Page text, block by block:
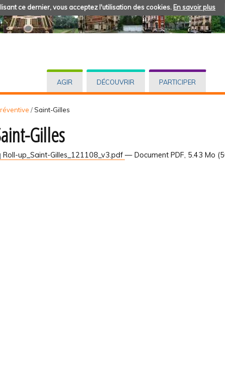
ce dernier, vous acceptez l'utilisation des cookies. En savoir plus
AGIR DÉCOUVRIR PARTICIPER
/Saint-Gilles
Gilles
Roll-up_Saint-Gilles_121108_v3.pdf — Document PDF, 5.43 Mo